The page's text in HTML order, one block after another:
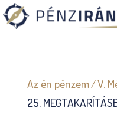
Ugrás
J
e
Az én pénzem/V.
25.